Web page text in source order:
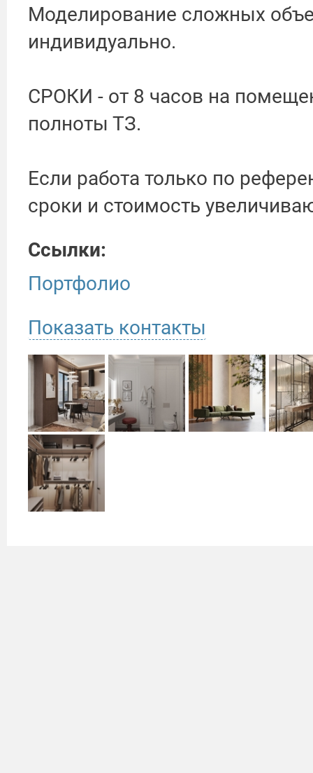
Моделирование сложных
индивидуально.
СРОКИ - от 8 часов на
полноты ТЗ.
Если работа только по
сроки и стоимость
Ссылки:
Портфолио
Показать контакты